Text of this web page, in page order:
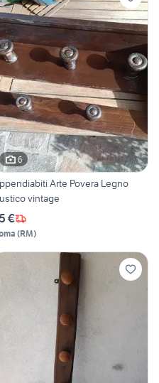
6
Arte Povera Legno
vintage
€
(RM)